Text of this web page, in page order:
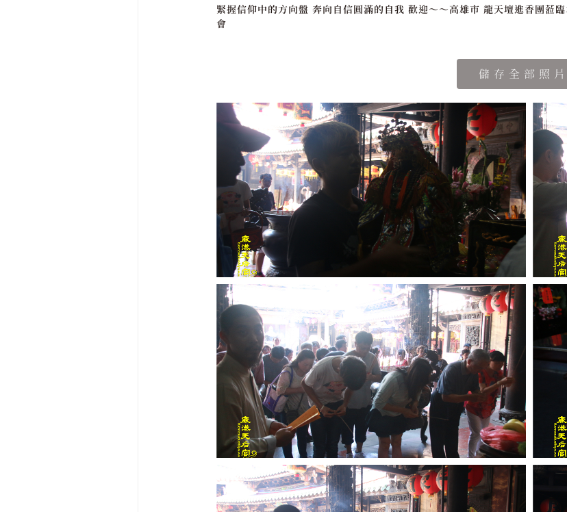
緊握信仰中的方向盤 奔向自信圓滿的自我 歡迎～～高雄市 龍天壇進香團蒞
會
儲存全部照片